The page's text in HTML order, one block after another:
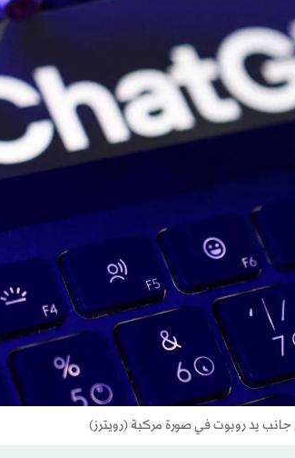
يد روبوت في صورة مركبة (رويترز)